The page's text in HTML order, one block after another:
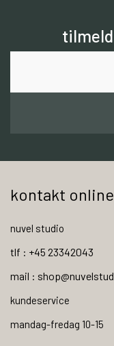
kontakt online
nuvel studio
tlf : +45 23342043
mail :
kundeservice
mandag-fredag 10-15